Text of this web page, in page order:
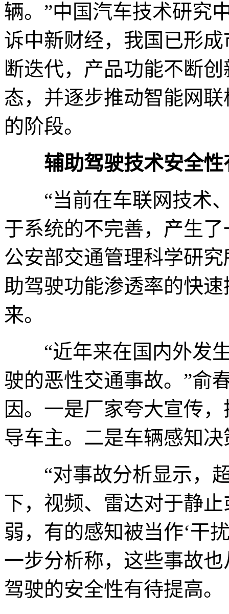
辆。”中国汽车技术研究
诉中新财经，我国已形
断迭代，产品功能不断
态，并逐步推动智能网
的阶段。
辅助驾驶技术安全
“当前在车联网技术、
于系统的不完善，产生
公安部交通管理科学研
助驾驶功能渗透率的快
来。
“近年来在国内外发生
驶的恶性交通事故。”俞
因。一是厂家夸大宣传
导车主。二是车辆感知
“对事故分析显示，超
下，视频、雷达对于静
弱，有的感知被当作‘干
一步分析称，这些事故
驾驶的安全性有待提高。